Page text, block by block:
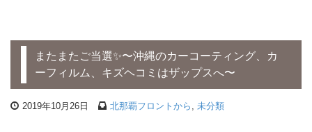
またまたご当選✨〜沖縄のカーコーティング、カ
ーフィルム、キズヘコミはザップスへ〜
2019年10月26日 北那覇フロントから 未分類